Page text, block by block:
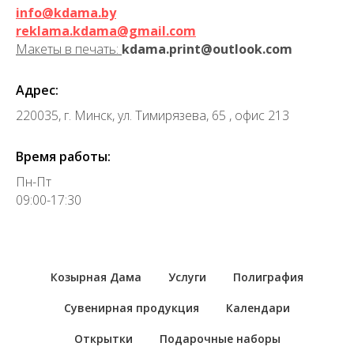
info@kdama.by
reklama.kdama@gmail.com
Макеты в печать: kdama.print@outlook.com
Адрес:
220035, г. Минск, ул. Тимирязева, 65 , офис 213
Время работы:
Пн-Пт
09:00-17:30
Козырная Дама Услуги Полиграфия
Сувенирная продукция Календари
Открытки Подарочные наборы